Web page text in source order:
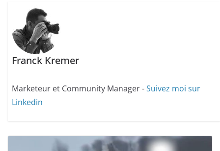
Franck Kremer
Marketeur et Community Manager -Suivez moi sur
Linkedin